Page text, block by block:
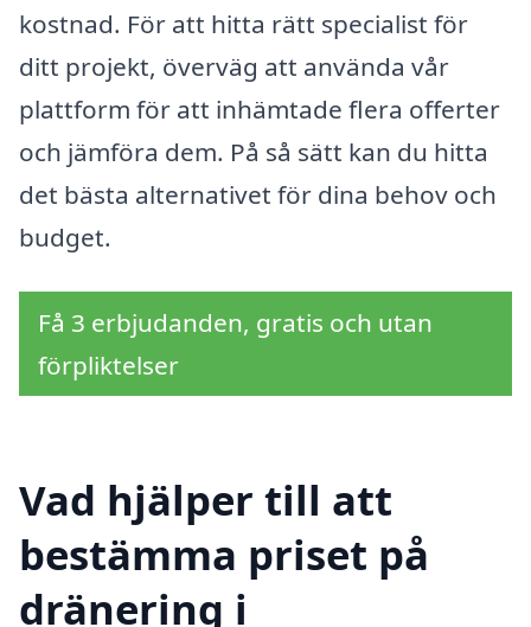
kostnad. För att hitta rätt specialist för
ditt projekt, överväg att använda vår
plattform för att inhämtade flera offerter
och jämföra dem. På så sätt kan du hitta
det bästa alternativet för dina behov och
budget.
Få 3 erbjudanden, gratis och utan
förpliktelser
Vad hjälper till att
bestämma priset på
dränering i